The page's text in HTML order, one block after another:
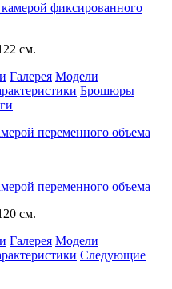
фиксированного
см.
Галерея Модели
Брошюры
переменного объема
переменного объема
см.
Галерея Модели
Следующие